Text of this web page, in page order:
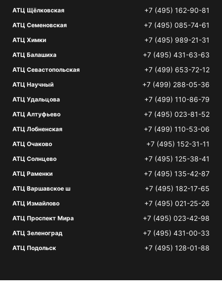
АТЦ Щёлковская +7 (495) 162-90-81
АТЦ Семеновская +7 (495) 085-74-61
АТЦ Химки +7 (495) 989-21-31
АТЦ Балашиха +7 (495) 431-63-63
АТЦ Севастопольская +7 (499) 653-72-12
АТЦ Научный +7 (499) 288-05-36
АТЦ Удальцова +7 (499) 110-86-79
АТЦ Алтуфьево +7 (495) 023-81-52
АТЦ Лобненская +7 (499) 110-53-06
АТЦ Очаково +7 (495) 152-31-11
АТЦ Солнцево +7 (495) 125-38-41
АТЦ Раменки +7 (495) 135-42-87
АТЦ Варшавское ш +7 (495) 182-17-65
АТЦ Измайлово +7 (495) 021-25-26
АТЦ Проспект Мира +7 (495) 023-42-98
АТЦ Зеленоград +7 (495) 431-00-33
АТЦ Подольск +7 (495) 128-01-88